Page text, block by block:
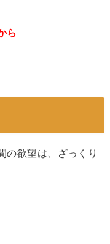
ら
の欲望は、ざっくり